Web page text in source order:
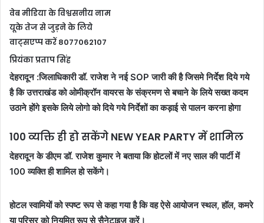
वेब मीडिया के विश्वसनीय नाम
यूके तेज से जुड़ने के लिये
वाट्सएप्प करें 8077062107
प्रियंका प्रताप सिंह
देहरादून :जिलाधिकारी डॉ. राजेश ने नई SOP जारी की है जिसमे निर्देश दिये गये
है कि उत्तराखंड को ओमीक्रॉन वायरस के संक्रमण से बचाने के लिये सख्त कदम
उठाने होंगे इसके लिये लोगो को दिये गये निर्देशों का कड़ाई से पालन करना होगा
100 व्यक्ति ही हो सकेंगे NEW YEAR PARTY में शामिल
देहरादून के डीएम डॉ. राजेश कुमार ने बताया कि होटलों में नए साल की पार्टी में
100 व्यक्ति ही शामिल हो सकेंगे।
होटल स्वामियों को स्पष्ट रूप से कहा गया है कि वह ऐसे आयोजन स्थल, हॉल, कमरे
या परिसर को नियमित रूप से सैनेटाइज करें।